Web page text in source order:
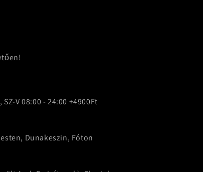
V 08:00 - 24:00 +4900Ft
Dunakeszin, Fóton